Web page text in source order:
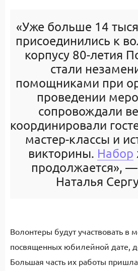
«Уже больше 14
присоединились к
корпусу 80-летия
стали
помощниками при
проведении
сопровождали
координировали
мастер-классы и
викторины. Набор
продолжается»,
Наталья
Волонтеры будут участвовать в
посвященных юбилейной дате,
Большая часть их работы